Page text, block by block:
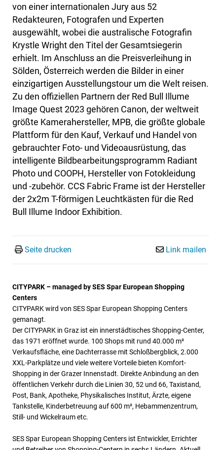
von einer internationalen Jury aus 52
Redakteuren, Fotografen und Experten
ausgewählt, wobei die australische Fotografin
Krystle Wright den Titel der Gesamtsiegerin
erhielt. Im Anschluss an die Preisverleihung in
Sölden, Österreich werden die Bilder in einer
einzigartigen Ausstellungstour um die Welt reisen.
Zu den offiziellen Partnern der Red Bull Illume
Image Quest 2023 gehören Canon, der weltweit
größte Kamerahersteller, MPB, die größte globale
Plattform für den Kauf, Verkauf und Handel von
gebrauchter Foto- und Videoausrüstung, das
intelligente Bildbearbeitungsprogramm Radiant
Photo und COOPH, Hersteller von Fotokleidung
und -zubehör. CCS Fabric Frame ist der Hersteller
der 2x2m T-förmigen Leuchtkästen für die Red
Bull Illume Indoor Exhibition.
Seite drucken Link mailen
CITYPARK – managed by SES Spar European Shopping
Centers
CITYPARK wird von SES Spar European Shopping Centers
gemanagt.
Der CITYPARK in Graz ist ein innerstädtisches Shopping-Center,
das 1971 eröffnet wurde. 100 Shops mit rund 40.000 m²
Verkaufsfläche, eine Dachterrasse mit Schloßbergblick, 2.000
XXL-Parkplätze und viele weitere Vorteile bieten Komfort-
Shopping in der Grazer Innenstadt. Direkte Anbindung an den
öffentlichen Verkehr durch die Linien 30, 52 und 66, Taxistand,
Post, Bank, Apotheke, Physikalisches Institut, Ärzte, eigene
Tankstelle, Kinderbetreuung auf 600 m², Hebammenzentrum,
Still- und Wickelraum etc.
SES Spar European Shopping Centers ist Entwickler, Errichter